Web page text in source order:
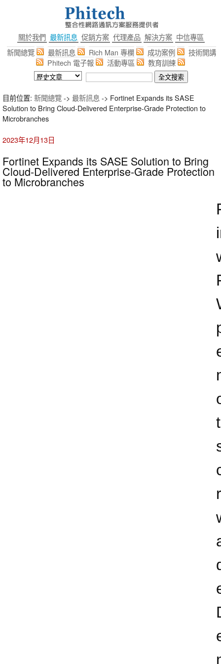
關於我們 最新訊息 促銷方案 代理產品 解決方案 中信專區
新聞總覽
最新訊息 Rich Man 專欄 成功案例
技術開講
Phitech 電子報
活動專區 教育訓練
目前位置: 新聞總覽-> 最新訊息 -> Fortinet Expands its SASE
Solution to Bring Cloud-Delivered Enterprise-Grade Protection to
Microbranches
2023年12月13日
Fortinet Expands its SASE Solution to Bring
Cloud-Delivered Enterprise-Grade Protection
to Microbranches